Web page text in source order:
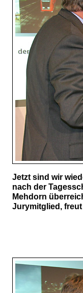
Jetzt sind wir
nach der
Mehdorn
Jurymitglied,